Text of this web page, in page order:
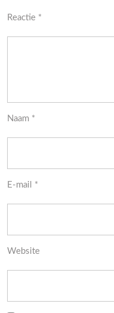
Reactie *
Naam *
E-mail *
Website